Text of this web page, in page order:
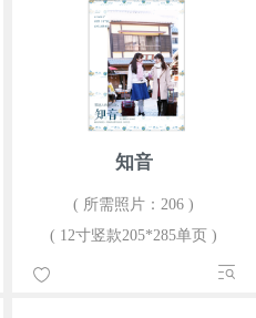
知音
( 所需照片：206 )
( 12寸竖款205*285单页 )